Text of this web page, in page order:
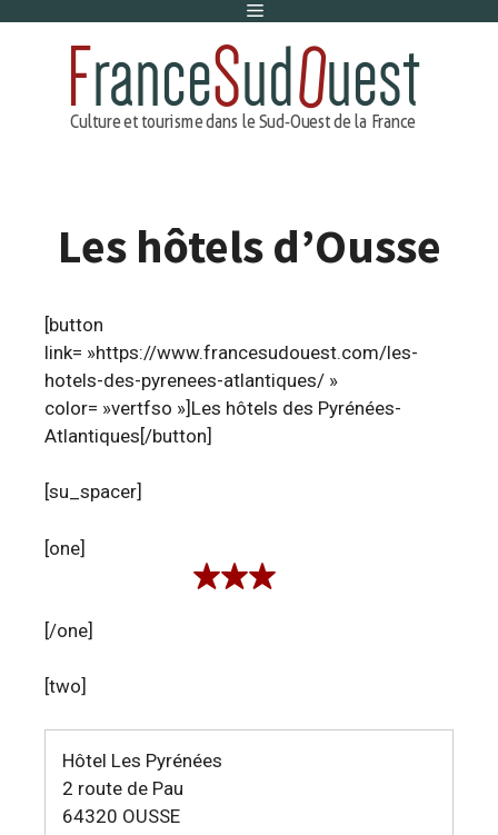
Menu
Les hôtels d’Ousse
[button
link= »https://www.francesudouest.com/les-
hotels-des-pyrenees-atlantiques/ »
color= »vertfso »]Les hôtels des Pyrénées-
Atlantiques[/button]
[su_spacer]
[one]
[/one]
[two]
Hôtel Les Pyrénées
2 route de Pau
64320 OUSSE